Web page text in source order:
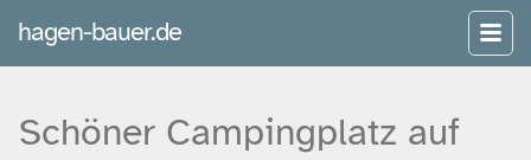
hagen-bauer.de
Schöner Campingplatz auf